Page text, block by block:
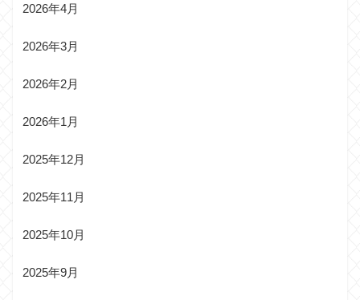
2026年4月
2026年3月
2026年2月
2026年1月
2025年12月
2025年11月
2025年10月
2025年9月